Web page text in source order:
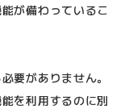
が備わっているこ
要がありません。
を利用するのに別